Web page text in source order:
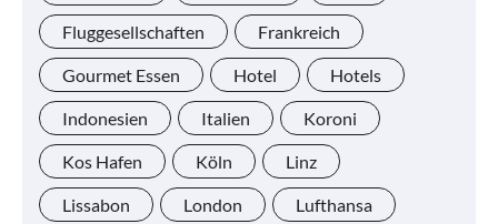
Fluggesellschaften Frankreich
Gourmet Essen Hotel Hotels
Indonesien Italien Koroni
Kos Hafen Köln Linz
Lissabon London Lufthansa